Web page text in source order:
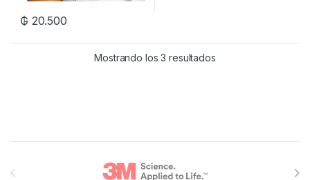
₲ 20.500
Mostrando los 3 resultados